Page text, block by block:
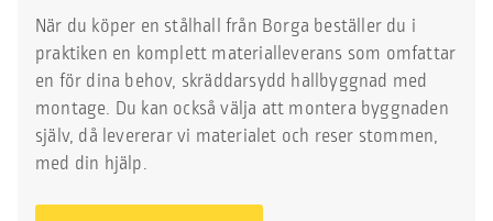
När du köper en stålhall från Borga beställer du i
praktiken en komplett materialleverans som omfattar
en för dina behov, skräddarsydd hallbyggnad med
montage. Du kan också välja att montera byggnaden
själv, då levererar vi materialet och reser stommen,
med din hjälp.